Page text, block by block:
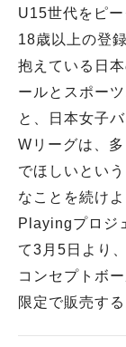
U15世代をピー
18歳以上の登
抱えている日
ールとスポー
と、日本女子
Wリーグは、
でほしいとい
なことを続け
Playingプロジ
て3月5日より
コンセプトボ
限定で販売する